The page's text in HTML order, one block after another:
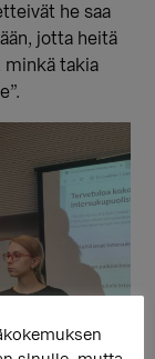
he saa
jotta heitä
minkä takia